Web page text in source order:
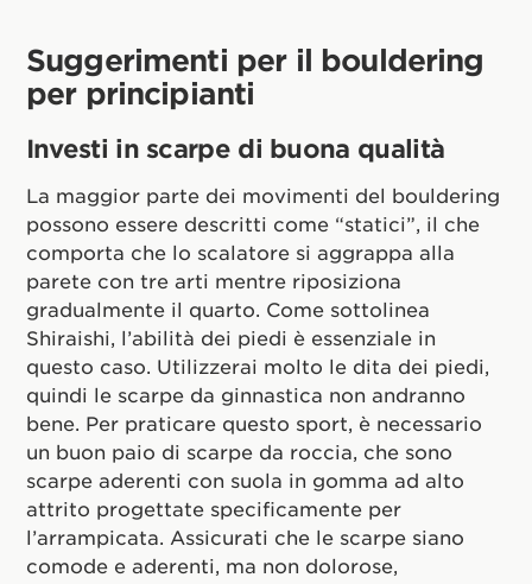
Suggerimenti per il bouldering
per principianti
Investi in scarpe di buona qualità
La maggior parte dei movimenti del bouldering
possono essere descritti come “statici”, il che
comporta che lo scalatore si aggrappa alla
parete con tre arti mentre riposiziona
gradualmente il quarto. Come sottolinea
Shiraishi, l’abilità dei piedi è essenziale in
questo caso. Utilizzerai molto le dita dei piedi,
quindi le scarpe da ginnastica non andranno
bene. Per praticare questo sport, è necessario
un buon paio di scarpe da roccia, che sono
scarpe aderenti con suola in gomma ad alto
attrito progettate specificamente per
l’arrampicata. Assicurati che le scarpe siano
comode e aderenti, ma non dolorose,